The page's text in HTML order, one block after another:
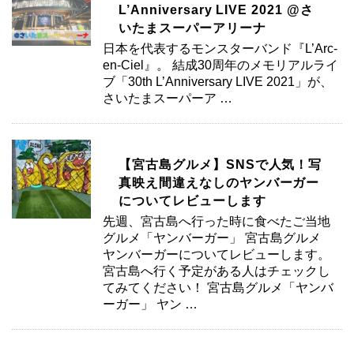
L’Anniversary LIVE 2021 @さ
いたまスーパーアリーナ
日本を代表するモンスターバンド『L’Arc-
en-Ciel』。 結成30周年のメモリアルライ
ブ「30th L’Anniversary LIVE 2021」が、
さいたまスーパーア …
【宮古島グルメ】SNSで人気！写
真映え間違えなしのヤンバーガー
についてレビューします
先週、宮古島へ行った時に食べたご当地
グルメ「ヤンバーガー」 宮古島グルメ
ヤンバーガーについてレビューします。
宮古島へ行く予定がある人はチェックし
てみてください！ 宮古島グルメ「ヤンバ
ーガー」 ヤン …